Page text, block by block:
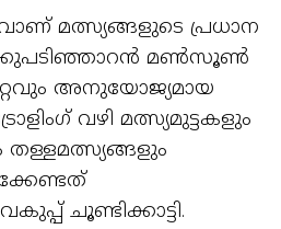
മത്സ്യങ്ങളുടെ പ്രധാന
മൺസൂൺ
അനുയോജ്യമായ
വഴി മത്സ്യമുട്ടകളും
ചൂണ്ടിക്കാട്ടി.